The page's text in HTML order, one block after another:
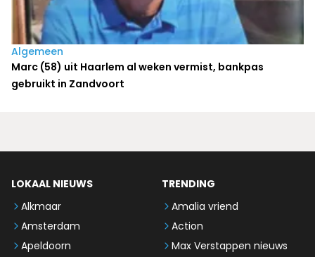
Algemeen
Marc (58) uit Haarlem al weken vermist, bankpas
gebruikt in Zandvoort
LOKAAL NIEUWS
Alkmaar
Amsterdam
Apeldoorn
TRENDING
Amalia vriend
Action
Max Verstappen nieuws